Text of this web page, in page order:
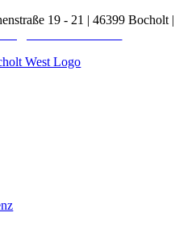
19 - 21 | 46399 Bocholt |